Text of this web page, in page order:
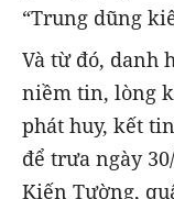
“Trung dũng
Và từ đó, danh
niềm tin, lòng
phát huy, kết
để trưa ngày
Kiến Tường,